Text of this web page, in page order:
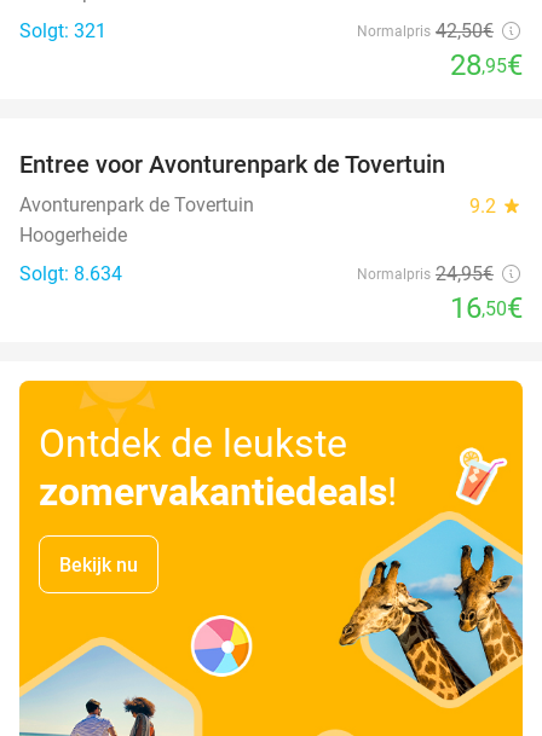
Solgt: 321
Normalpris 42,50€
28,95€
Entree voor Avonturenpark de Tovertuin
Avonturenpark de Tovertuin 9.2 star
Hoogerheide
Solgt: 8.634
Normalpris 24,95€
16,50€
Ontdek de leukste
zomervakantiedeals!
Bekijk nu